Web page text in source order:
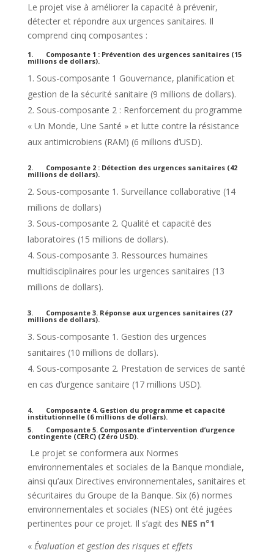
Le projet vise à améliorer la capacité à prévenir,
détecter et répondre aux urgences sanitaires. Il
comprend cinq composantes :
1. Composante 1 : Prévention des urgences sanitaires (15
millions de dollars).
Sous-composante 1 Gouvernance, planification et
gestion de la sécurité sanitaire (9 millions de dollars).
Sous-composante 2 : Renforcement du programme
« Un Monde, Une Santé » et lutte contre la résistance
aux antimicrobiens (RAM) (6 millions d’USD).
2. Composante 2 : Détection des urgences sanitaires (42
millions de dollars).
Sous-composante 1. Surveillance collaborative (14
millions de dollars)
Sous-composante 2. Qualité et capacité des
laboratoires (15 millions de dollars).
Sous-composante 3. Ressources humaines
multidisciplinaires pour les urgences sanitaires (13
millions de dollars).
3. Composante 3. Réponse aux urgences sanitaires (27
millions de dollars).
Sous-composante 1. Gestion des urgences
sanitaires (10 millions de dollars).
Sous-composante 2. Prestation de services de santé
en cas d’urgence sanitaire (17 millions USD).
4. Composante 4. Gestion du programme et capacité
institutionnelle (6 millions de dollars).
5. Composante 5. Composante d’intervention d’urgence
contingente (CERC) (Zéro USD).
Le projet se conformera aux Normes
environnementales et sociales de la Banque mondiale,
ainsi qu’aux Directives environnementales, sanitaires et
sécuritaires du Groupe de la Banque. Six (6) normes
environnementales et sociales (NES) ont été jugées
pertinentes pour ce projet. Il s’agit des NES n°1
« Évaluation et gestion des risques et effets